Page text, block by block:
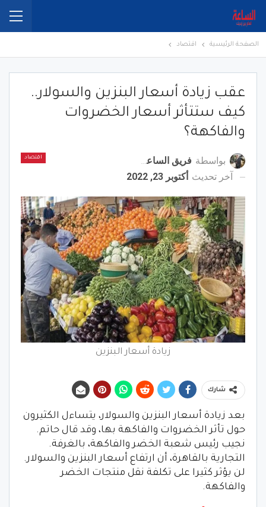
الصفحة الرئيسية اقتصاد
عقب زيادة أسعار البنزين والسولار..
كيف ستتأثر أسعار الخضروات
والفاكهة؟
اقتصاد بواسطة فريق الساعة برس
آخر تحديث أكتوبر 23, 2022
زيادة أسعار البنزين
شارك
بعد زيادة أسعار البنزين والسولار، يتساءل الكثيرون
حول تأثر الخضروات والفاكهة بها، وقد قال حاتم.
نجيب رئيس شعبة الخضر والفاكهة، بالغرفة.
التجارية بالقاهرة، أن ارتفاع أسعار البنزين والسولار.
لن يؤثر كثيرا على تكلفة نقل منتجات الخضر
والفاكهة.